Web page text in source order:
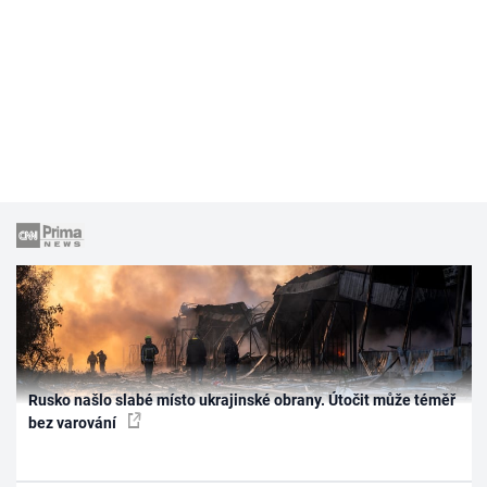
Rusko našlo slabé místo ukrajinské obrany. Útočit může téměř
bez varování